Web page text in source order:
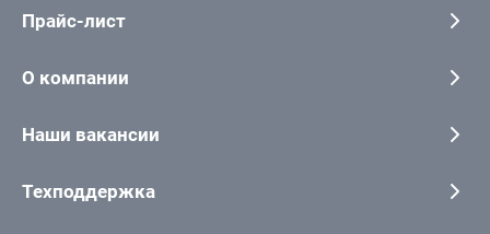
Прайс-лист
О компании
Наши вакансии
Техподдержка